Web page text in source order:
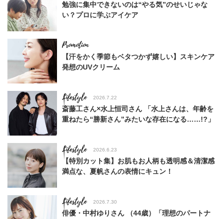
勉強に集中できないのは“やる気”のせいじゃな
い？プロに学ぶアイケア
【汗をかく季節もベタつかず嬉しい】スキンケア
発想のUVクリーム
Lifestyle 2026.7.22
斎藤工さん×水上恒司さん 「水上さんは、年齢を
重ねたら“勝新さん”みたいな存在になる……!?」
Lifestyle 2026.6.23
【特別カット集】お肌もお人柄も透明感＆清潔感
満点な、夏帆さんの表情にキュン！
Lifestyle 2026.7.30
俳優・中村ゆりさん （44歳）「理想のパートナ